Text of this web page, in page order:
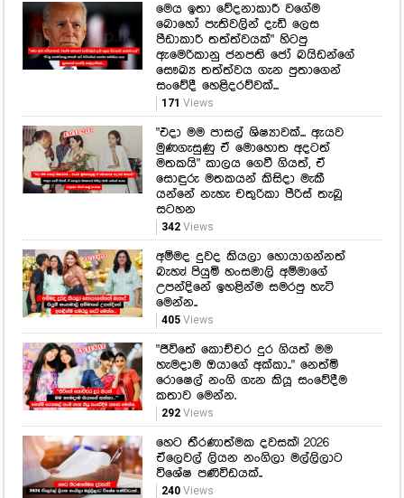
මෙය ඉතා වේදනාකාරී වගේම
බොහෝ පැතිවලින් දැඩි ලෙස
පීඩාකාරී තත්ත්වයක්" හිටපු
ඇමෙරිකානු ජනපති ජෝ බයිඩන්ගේ
සෞඛ්‍ය තත්ත්වය ගැන පුතාගෙන්
සංවේදී හෙළිදරව්වක්...
171 Views
"එදා මම පාසල් ශිෂ්‍යාවක්... ඇයව
මුණගැසුණු ඒ මොහොත අදටත්
මතකයි" කාලය ගෙවී ගියත්, ඒ
සොඳුරු මතකයන් කිසිදා මැකී
යන්නේ නැහැ චතුරිකා පීරිස් තැබූ
සටහන
342Views
අම්මද දුවද කියලා හොයාගන්නත්
බැහැ! පියුමි හංසමාලි අම්මාගේ
උපන්දිනේ ඉහළින්ම සමරපු හැටි
මෙන්න..
405Views
"ජීවිතේ කොච්චර දුර ගියත් මම
හැමදාම ඔයාගේ අක්කා.." නෙත්මි
රොෂෙල් නංගි ගැන කියූ සංවේදීම
කතාව මෙන්න.
292Views
හෙට තීරණාත්මක දවසක්! 2026
ඒලෙවල් ලියන නංගිලා මල්ලිලාට
විශේෂ පණිවිඩයක්..
240Views